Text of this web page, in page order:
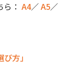
ら：A4／A5
方」